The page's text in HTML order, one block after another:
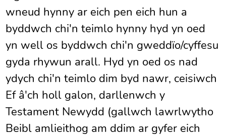
wneud hynny ar eich pen eich hun a
byddwch chi'n teimlo hynny hyd yn oed
yn well os byddwch chi'n gweddïo/cyffesu
gyda rhywun arall. Hyd yn oed os nad
ydych chi'n teimlo dim byd nawr, ceisiwch
Ef â'ch holl galon, darllenwch y
Testament Newydd (gallwch lawrlwytho
Beibl amlieithog am ddim ar gyfer eich